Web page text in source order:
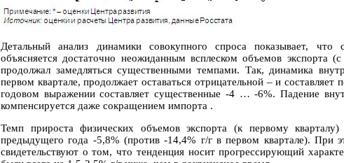
Детальный анализ динамики совокупного спроса показывает, что
объясняется достаточно неожиданным всплеском объемов экспорта
продолжал замедляться существенными темпами. Так, динамика
первом квартале, продолжает оставаться отрицательной – и
годовом выражении составляет существенные -4 … -6%. Падение
компенсируется даже сокращением импорта .
Темп прироста физических объемов экспорта (к первому
предыдущего года -5,8% (против -14,4% г/г в первом квартале). При
свидетельствуют о том, что тенденция носит прогрессирующий